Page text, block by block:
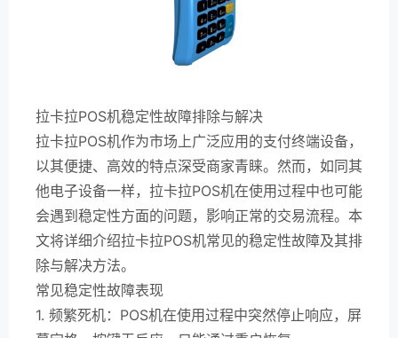
拉卡拉POS机稳定性故障排除与解决
拉卡拉POS机作为市场上广泛应用的支付终端设备，
以其便捷、高效的特点深受商家青睐。然而，如同其
他电子设备一样，拉卡拉POS机在使用过程中也可能
会遇到稳定性方面的问题，影响正常的交易流程。本
文将详细介绍拉卡拉POS机常见的稳定性故障及其排
除与解决方法。
常见稳定性故障表现
1. 频繁死机：POS机在使用过程中突然停止响应，屏